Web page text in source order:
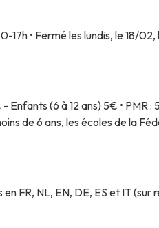
• Fermé les lundis, le 18/02,
Enfants (6 à 12 ans) 5€ • PMR
de 6 ans, les écoles de la
FR, NL, EN, DE, ES et IT (sur